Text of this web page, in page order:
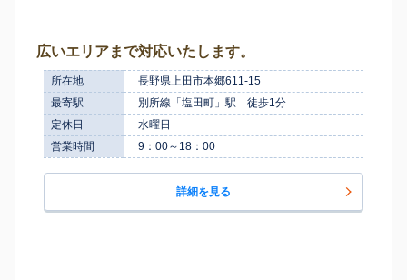
広いエリアまで対応いたします。
所在地
長野県上田市本郷611-15
最寄駅
別所線「塩田町」駅 徒歩1分
定休日
水曜日
営業時間
9：00～18：00
詳細を見る